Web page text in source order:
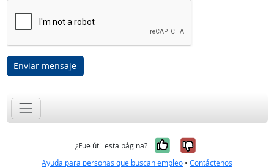
Enviar mensaje
¿Fue útil esta página? Sí, fue útil
No, no fue
Ayuda para personas que buscan empleo • Contáctenos